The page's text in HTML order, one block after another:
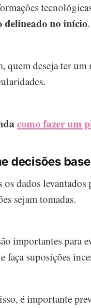
delineado no início.
quem deseja ter um
como fazer um
decisões
os dados levantados
sejam tomadas.
importantes para
faça suposições
é importante